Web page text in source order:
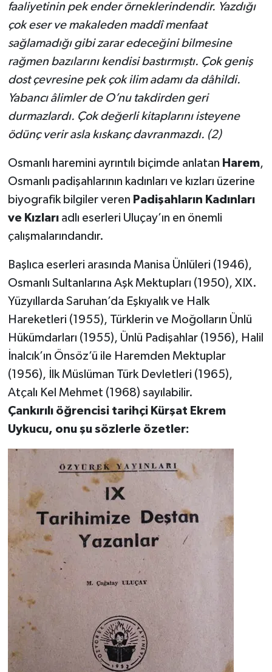
faaliyetinin pek ender örneklerindendir. Yazdığı
çok eser ve makaleden maddî menfaat
sağlamadığı gibi zarar edeceğini bilmesine
rağmen bazılarını kendisi bastırmıştı. Çok geniş
dost çevresine pek çok ilim adamı da dâhildi.
Yabancı âlimler de O’nu takdirden geri
durmazlardı. Çok değerli kitaplarını isteyene
ödünç verir asla kıskanç davranmazdı. (2)
Osmanlı haremini ayrıntılı biçimde anlatan Harem,
Osmanlı padişahlarının kadınları ve kızları üzerine
biyografik bilgiler veren Padişahların Kadınları
ve Kızlarıadlı eserleri Uluçay’ın en önemli
çalışmalarındandır.
Başlıca eserleri arasında Manisa Ünlüleri (1946),
Osmanlı Sultanlarına Aşk Mektupları (1950), XIX.
Yüzyıllarda Saruhan’da Eşkıyalık ve Halk
Hareketleri (1955), Türklerin ve Moğolların Ünlü
Hükümdarları (1955), Ünlü Padişahlar (1956), Halil
İnalcık’ın Önsöz’ü ile Haremden Mektuplar
(1956), İlk Müslüman Türk Devletleri (1965),
Atçalı Kel Mehmet (1968) sayılabilir.
Çankırılı öğrencisi tarihçi Kürşat Ekrem
Uykucu, onu şu sözlerle özetler: